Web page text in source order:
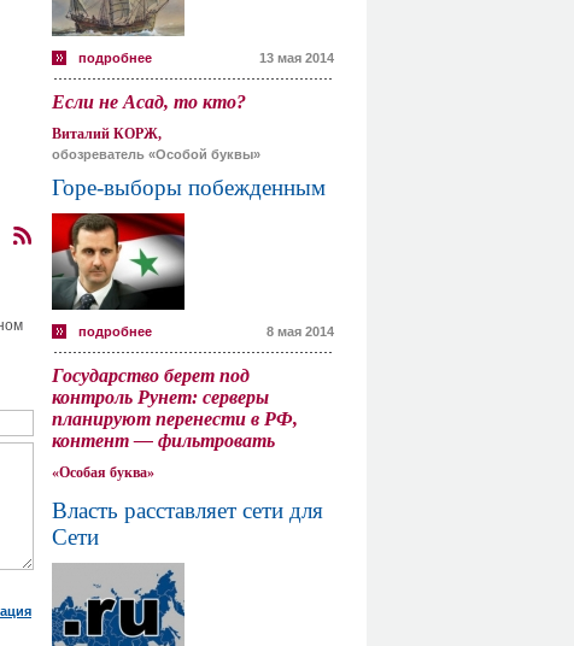
подробнее 13 мая 2014
Если не Асад, то кто?
Виталий КОРЖ,
обозреватель «Особой буквы»
Горе-выборы побежденным
подробнее 8 мая 2014
Государство берет под
контроль Рунет: серверы
планируют перенести в РФ,
контент — фильтровать
«Особая буква»
Власть расставляет сети для
Сети